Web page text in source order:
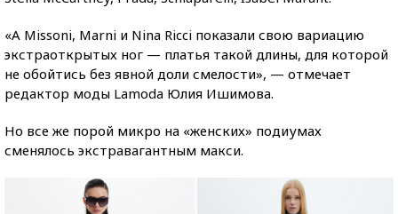
«А Missoni, Marni и Nina Ricci показали свою вариацию
экстраоткрытых ног — платья такой длины, для которой
не обойтись без явной доли смелости», — отмечает
редактор моды Lamoda Юлия Ишимова.
Но все же порой микро на «женских» подиумах
сменялось экстравагантным макси.